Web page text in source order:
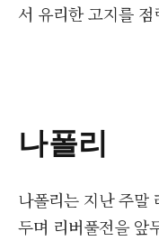
서 유리한 고지를
나폴리
나폴리는 지난 주말
두며 리버풀전을 앞